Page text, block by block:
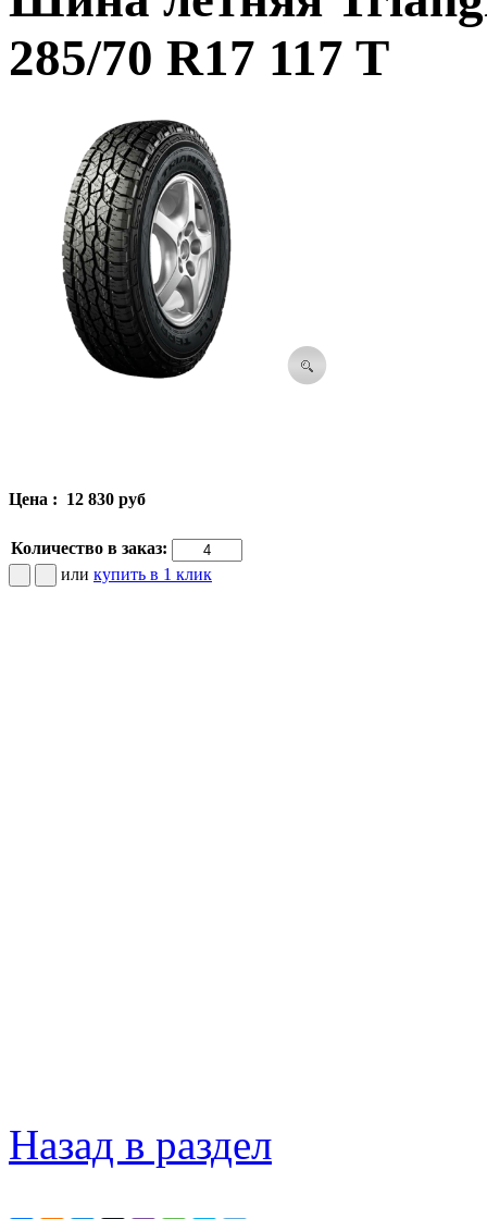
285/70 R17 117 T
Цена : 12 830 руб
Количество в заказ:
или купить в 1 клик
Назад в раздел